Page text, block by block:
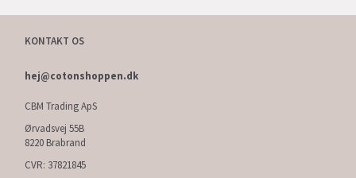
KONTAKT OS
hej@cotonshoppen.dk
CBM Trading ApS
Ørvadsvej 55B
8220 Brabrand
CVR: 37821845